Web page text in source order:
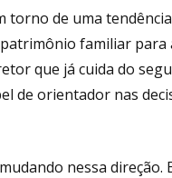
de uma
familiar
que já cuida do
de orientador nas
nessa direção.